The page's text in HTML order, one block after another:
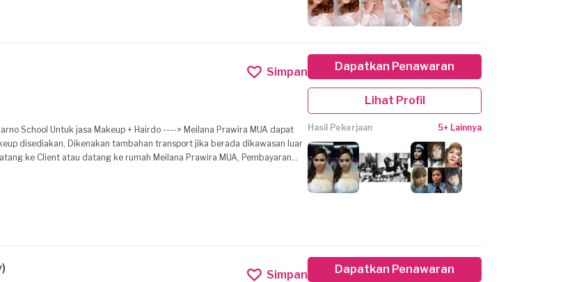
Simpan
disediakan, Dikenakan tambahan transport jika berada dikawasan luar
Dapatkan Penawaran
Lihat Profil
Hasil Pekerjaan 5+ Lainnya
Simpan Dapatkan Penawaran